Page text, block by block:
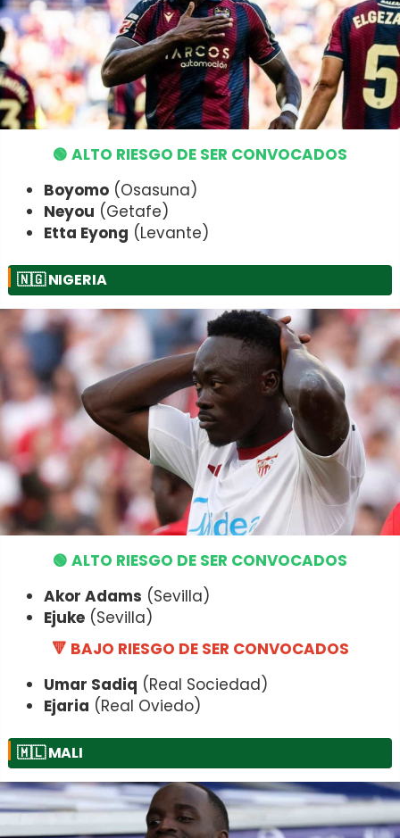
🟢 ALTO RIESGO DE SER CONVOCADOS
Boyomo (Osasuna)
Neyou (Getafe)
Etta Eyong (Levante)
🇳🇬NIGERIA
🟢 ALTO RIESGO DE SER CONVOCADOS
Akor Adams (Sevilla)
Ejuke (Sevilla)
🔻 BAJO RIESGO DE SER CONVOCADOS
Umar Sadiq (Real Sociedad)
Ejaria (Real Oviedo)
🇲🇱MALI